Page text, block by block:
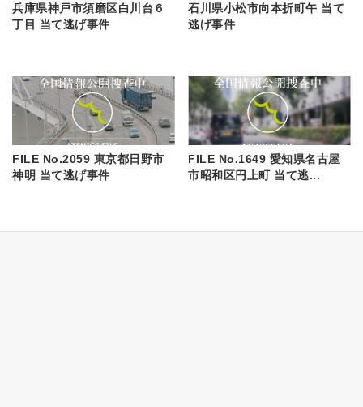
兵庫県神戸市須磨区白川台６
丁目 当て逃げ事件
石川県小松市向本折町午 当て
逃げ事件
FILE No.2059 東京都日野市
神明 当て逃げ事件
FILE No.1649 愛知県名古屋
市昭和区円上町 当て逃...